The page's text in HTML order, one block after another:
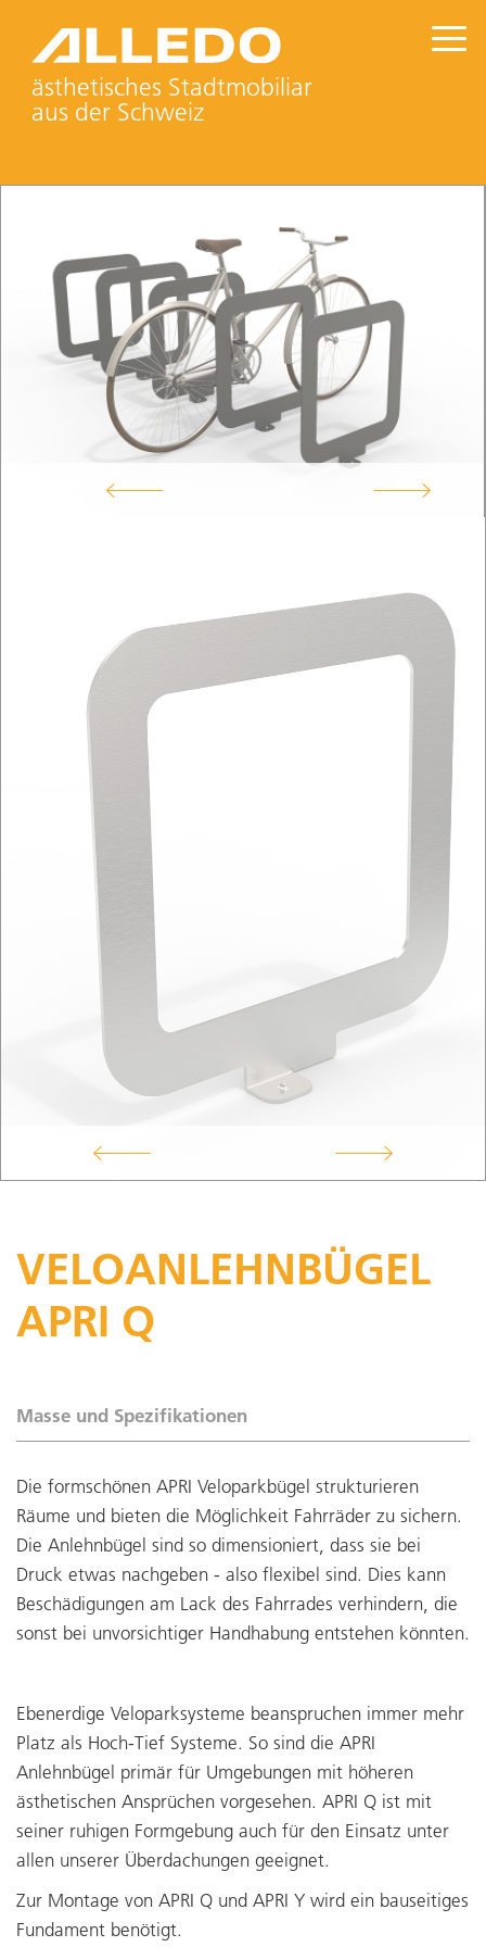
ästhetisches Stadtmobiliar
aus der Schweiz
VELOANLEHNBÜGEL
APRI Q
Masse und Spezifikationen
Die formschönen APRI Veloparkbügel strukturieren
Räume und bieten die Möglichkeit Fahrräder zu sichern.
Die Anlehnbügel sind so dimensioniert, dass sie bei
Druck etwas nachgeben - also flexibel sind. Dies kann
Beschädigungen am Lack des Fahrrades verhindern, die
sonst bei unvorsichtiger Handhabung entstehen könnten.
Ebenerdige Veloparksysteme beanspruchen immer mehr
Platz als Hoch-Tief Systeme. So sind die APRI
Anlehnbügel primär für Umgebungen mit höheren
ästhetischen Ansprüchen vorgesehen. APRI Q ist mit
seiner ruhigen Formgebung auch für den Einsatz unter
allen unserer Überdachungen geeignet.
Zur Montage von APRI Q und APRI Y wird ein bauseitiges
Fundament benötigt.